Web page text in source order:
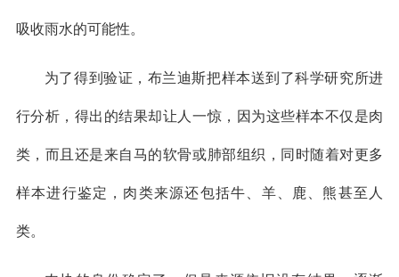
吸收雨水的可能性。
为了得到验证，布兰迪斯把样本送到了科学研究所进
行分析，得出的结果却让人一惊，因为这些样本不仅是肉
类，而且还是来自马的软骨或肺部组织，同时随着对更多
样本进行鉴定，肉类来源还包括牛、羊、鹿、熊甚至人
类。